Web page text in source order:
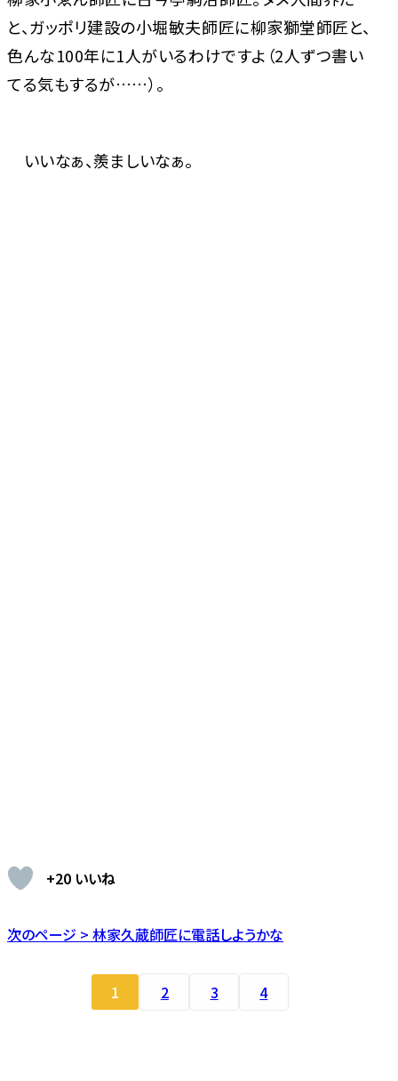
と、ガッポリ建設の小堀敏夫師匠に柳家獅堂師匠と、
色んな100年に1人がいるわけですよ（2人ずつ書い
てる気もするが……）。
いいなぁ、羨ましいなぁ。
+20 いいね
次のページ > 林家久蔵師匠に電話しようかな
1 2 3 4